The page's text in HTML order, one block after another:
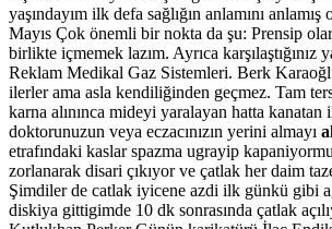
yaşındayım ilk defa sağlığın anlamını
Mayıs Çok önemli bir nokta da şu: Prensip
birlikte içmemek lazım. Ayrıca
Reklam Medikal Gaz Sistemleri. Berk
ilerler ama asla kendiliğinden geçmez. Tam
karna alınınca mideyi yaralayan hatta
doktorunuzun veya eczacınızın yerini almayı
etrafındaki kaslar spazma ugrayip
zorlanarak disari çıkıyor ve çatlak her daim
Şimdiler de catlak iyicene azdi ilk günkü gibi
diskiya gittigimde 10 dk sonrasında çatlak